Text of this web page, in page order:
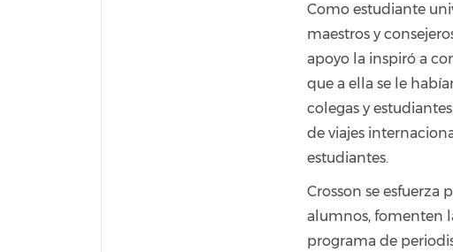
Como estudiante
maestros y
apoyo la inspiró a
que a ella se le
colegas y
de viajes
estudiantes.
Crosson se esfuerza
alumnos, fomenten
programa de